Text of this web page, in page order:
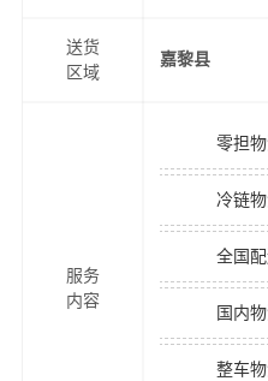
送货
区域
嘉黎县
服务
内容
零担
冷链
全国
国内
整车